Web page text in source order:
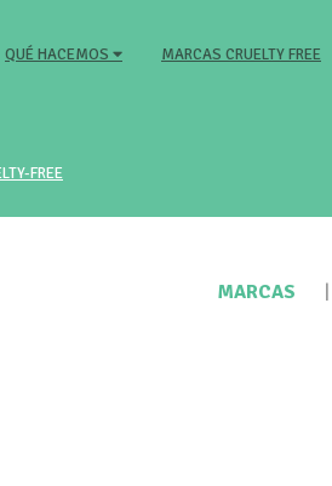
QUÉ HACEMOS MARCAS CRUELTY FREE
FREE
MARCAS